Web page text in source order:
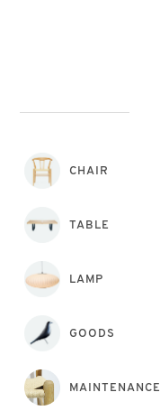
CHAIR
TABLE
LAMP
GOODS
MAINTENANCE